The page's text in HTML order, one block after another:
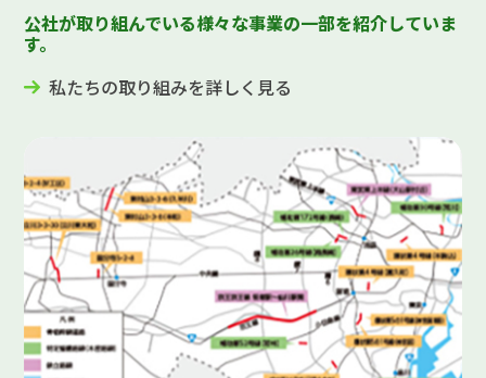
公社が取り組んでいる様々な事業の一部を紹介していま
す。
私たちの取り組みを詳しく見る